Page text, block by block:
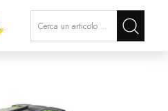
La modifica di un filtro